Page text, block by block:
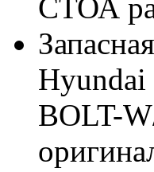
СТОА
Hyundai
BOLT-